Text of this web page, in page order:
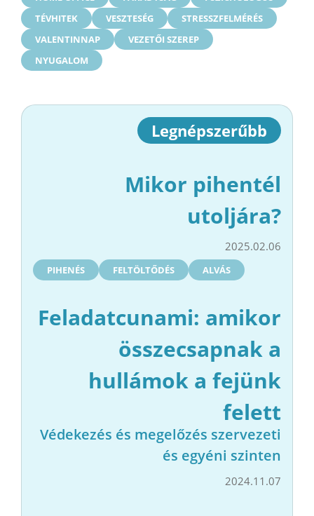
TÉVHITEK
VESZTESÉG
STRESSZFELMÉRÉS
VALENTINNAP
VEZETŐI SZEREP
NYUGALOM
Legnépszerűbb
Mikor pihentél
utoljára?
2025.02.06
PIHENÉS FELTÖLTŐDÉS ALVÁS
Feladatcunami: amikor
összecsapnak a
hullámok a fejünk
felett
Védekezés és megelőzés szervezeti
és egyéni szinten
2024.11.07